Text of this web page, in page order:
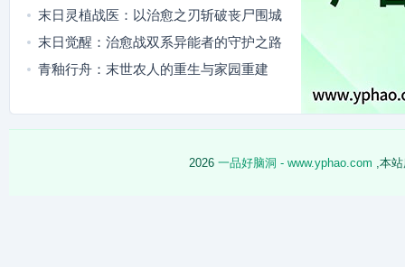
末日灵植战医：以治愈之刃斩破丧尸围城
末日觉醒：治愈战双系异能者的守护之路
青釉行舟：末世农人的重生与家园重建
2026 一品好脑洞 - www.yphao.com ,本